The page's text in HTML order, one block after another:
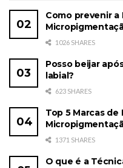
Como prevenir a
1026 SHARES
Posso beijar
labial?
623 SHARES
Top 5 Marcas
1371 SHARES
O que é a